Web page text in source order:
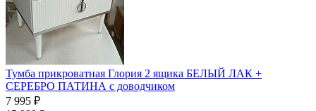
Тумба прикроватная Глория 2 ящика БЕЛЫЙ ЛАК +
СЕРЕБРО ПАТИНА с доводчиком
7 995 ₽